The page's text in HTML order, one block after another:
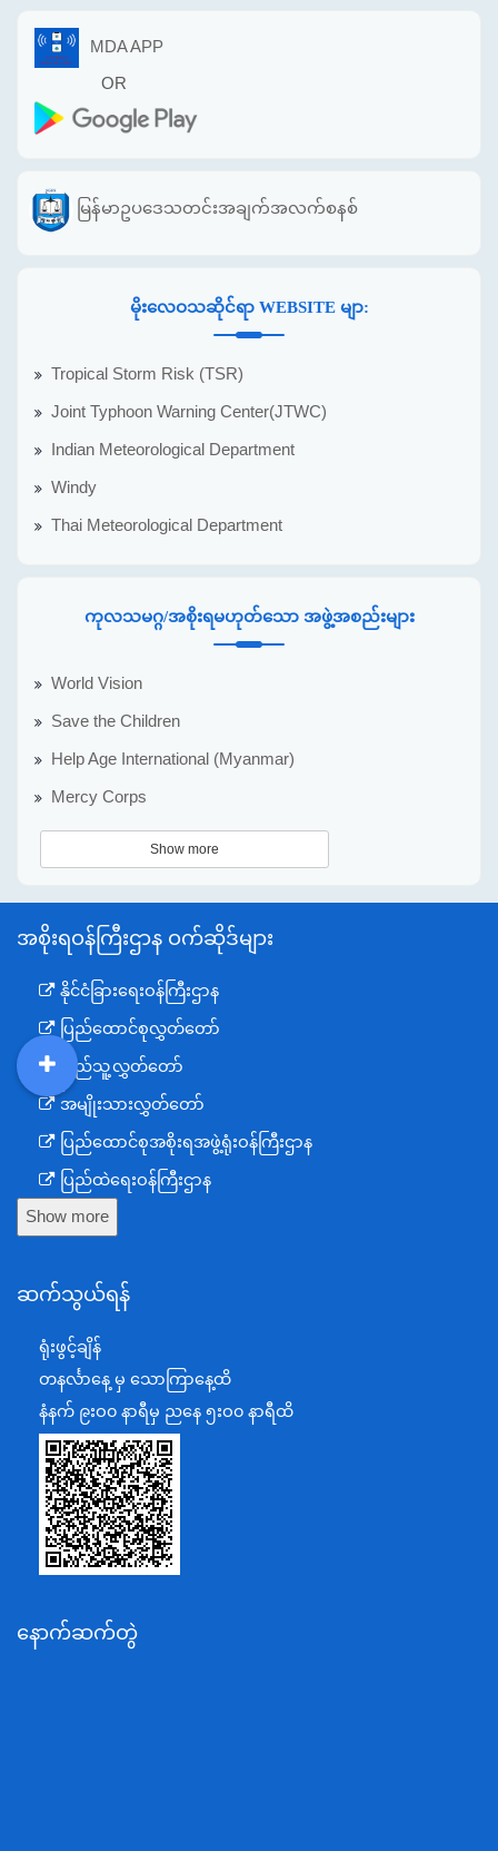
MDA APP
OR
မြန်မာဥပဒေသတင်းအချက်အလက်စနစ်
မိုးလေဝသဆိုင်ရာ WEBSITE မျာ:
Tropical Storm Risk (TSR)
Joint Typhoon Warning Center(JTWC)
Indian Meteorological Department
Windy
Thai Meteorological Department
ကုလသမဂ္ဂ/အစိုးရမဟုတ်သော အဖွဲ့အစည်းများ
World Vision
Save the Children
Help Age International (Myanmar)
Mercy Corps
Show more
အစိုးရဝန်ကြီးဌာန ဝက်ဆိုဒ်များ
နိုင်ငံခြားရေးဝန်ကြီးဌာန
ပြည်ထောင်စုလွှတ်တော်
ပြည်သူ့လွှတ်တော်
အမျိုးသားလွှတ်တော်
ပြည်ထောင်စုအစိုးရအဖွဲ့ရုံးဝန်ကြီးဌာန
ပြည်ထဲရေးဝန်ကြီးဌာန
ကာကွယ်ရေးဝန်ကြီးဌာန
စီမံကိန်း၊ဘဏ္ဍာရေးနှင့်စက်မှုဝန်ကြီးဌာန
အပြည်ပြည်ဆိုင်ရာပူးပေါင်းဆောင်ရွက်ရေးဝန်ကြီးဌာန
ပြန်ကြားရေးဝန်ကြီးဌာန
သာသနာရေးနှင့် ယဉ်ကျေးမှုဝန်ကြီးဌာန
စိုက်ပျိုးရေး၊မွေးမြူရေးနှင့်ဆည်မြောင်းဝန်ကြီးဌာန
ပို့ဆောင်ရေးနှင့်ဆက်သွယ်ရေးဝန်ကြီးဌာန
သယံဇာတနှင့်ပတ်ဝန်းကျင်ထိန်းသိမ်းရေးဝန်ကြီးဌာန
အလုပ်သမား၊လူဝင်မှုကြီးကြပ်ရေးနှင့်ပြည်သူ့အင်အား
Show more
ဆက်သွယ်ရန်
ရုံးဖွင့်ချိန်
တနင်္လာနေ့ မှ သောကြာနေ့ထိ
နံနက် ၉းဝ၀ နာရီမှ ညနေ ၅းဝ၀ နာရီထိ
နောက်ဆက်တွဲ